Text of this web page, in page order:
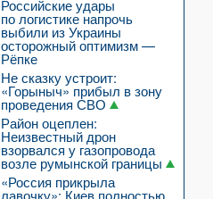
Российские удары
по логистике напрочь
выбили из Украины
осторожный оптимизм —
Рёпке
Не сказку устроит:
«Горыныч» прибыл в зону
проведения СВО
Район оцеплен:
Неизвестный дрон
взорвался у газопровода
возле румынской границы
«Россия прикрыла
лавочку»: Киев полностью